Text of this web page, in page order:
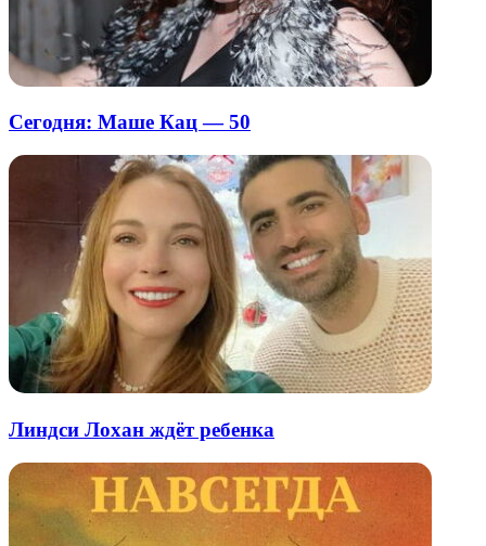
Сегодня: Маше Кац — 50
Линдси Лохан ждёт ребенка